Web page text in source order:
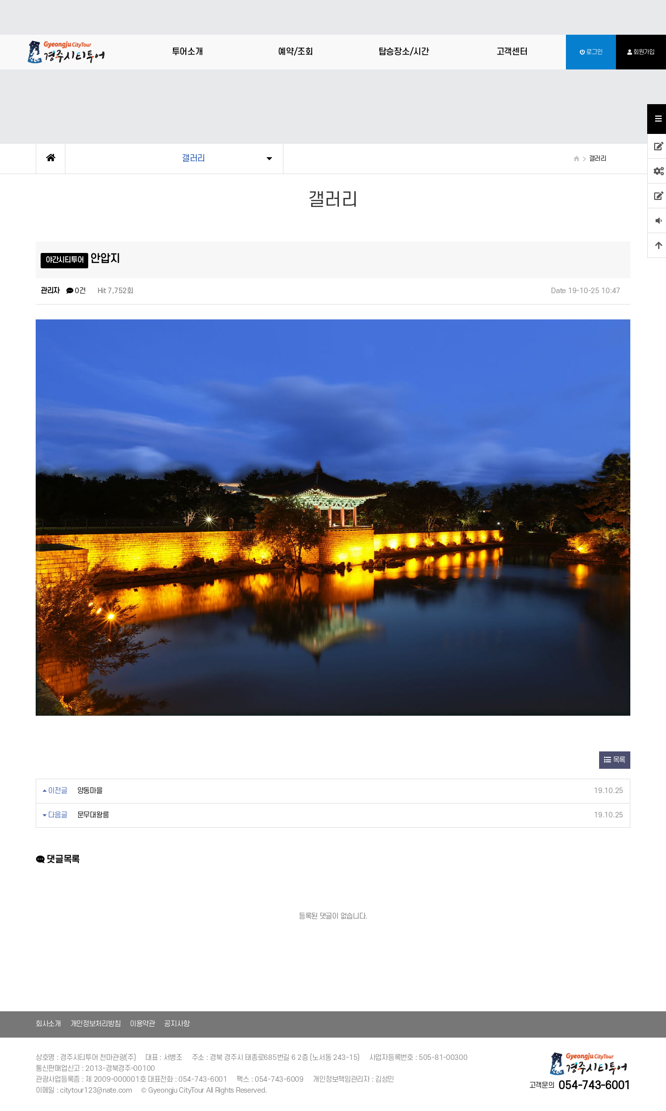
투어소개 예약/조회 탑승장소/시간 고객센터 로그인 회원가입
갤러리 갤러리
갤러리
야간시티투어 안압지
관리자 0건 Hit 7,752회 Date 19-10-25 10:47
목록
이전글 양동마을 19.10.25
다음글 문무대왕릉 19.10.25
댓글목록
등록된 댓글이 없습니다.
회사소개 개인정보처리방침 이용약관 공지사항
상호명 : 경주시티투어 천마관광(주) 대표 : 서병조 주소 : 경북 경주시 태종로685번길 6 2층 (노서동 243-15)
사업자등록번호 : 505-81-00300
통신판매업신고 : 2013-경북경주-00100
관광사업등록증 : 제 2009-000001호 대표전화 : 054-743-6001 팩스 : 054-743-6009
개인정보책임관리자 : 김성민
이메일 : citytour123@nate.com
© Gyeongju CityTour All Rights Reserved.
고객문의 054-743-6001